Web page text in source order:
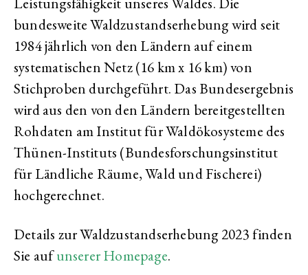
bundesweite Waldzustandserhebung wird seit
1984 jährlich von den Ländern auf einem
systematischen Netz (16 km x 16 km) von
Stichproben durchgeführt. Das Bundesergebnis
wird aus den von den Ländern bereitgestellten
Rohdaten am Institut für Waldökosysteme des
Thünen-Instituts (Bundesforschungsinstitut
für Ländliche Räume, Wald und Fischerei)
hochgerechnet.
Details zur Waldzustandserhebung 2023 finden
Sie aufunserer Homepage.